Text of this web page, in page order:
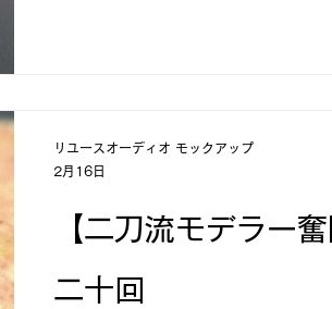
【二刀流モデラー
二十回
リユースオーディオ モックアップ
2月16日